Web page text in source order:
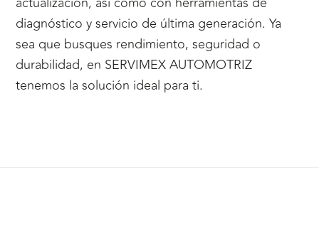
diagnóstico y servicio de última generación. Ya
sea que busques rendimiento, seguridad o
durabilidad, en SERVIMEX AUTOMOTRIZ
tenemos la solución ideal para ti.